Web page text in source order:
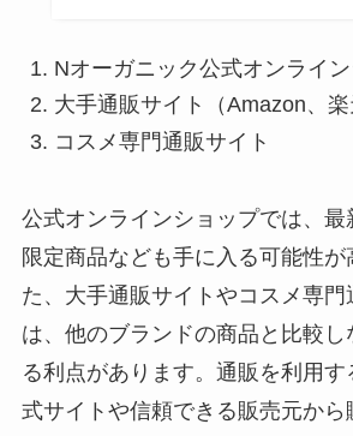
Nオーガニック公式オンライ
大手通販サイト（Amazon、楽
コスメ専門通販サイト
公式オンラインショップでは、最
限定商品なども手に入る可能性が
た、大手通販サイトやコスメ専門
は、他のブランドの商品と比較し
る利点があります。通販を利用
式サイトや信頼できる販売元から